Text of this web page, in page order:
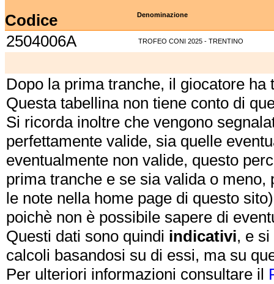
Codice Denominazione
2504006A TROFEO CONI 2025 - TRENTINO
Dopo la prima tranche, il giocatore
Questa tabellina non tiene conto di
Si ricorda inoltre che vengono
perfettamente valide, sia quelle
eventualmente non valide, questo
prima tranche e se sia valida o
le note nella home page di questo
poichè non è possibile sapere di
Questi dati sono quindi indicativi, e
calcoli basandosi su di essi, ma su
Per ulteriori informazioni consultare il